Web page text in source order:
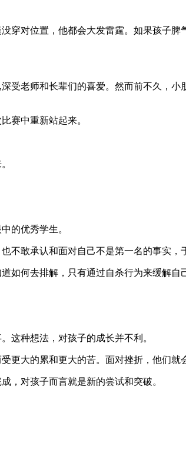
穿对位置，他都会大发雷霆。如果孩子脾
受老师和长辈们的喜爱。然而前不久，
赛中重新站起来。
的优秀学生。
不敢承认和面对自己不是第一名的事实，
如何去排解，只有通过自杀行为来缓解自
这种想法，对孩子的成长并不利。
更大的累和更大的苦。面对挫折，他们就
，对孩子而言就是新的尝试和突破。